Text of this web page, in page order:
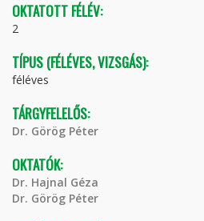
OKTATOTT FÉLÉV:
2
TÍPUS (FÉLÉVES, VIZSGÁS):
féléves
TÁRGYFELELŐS:
Dr. Görög Péter
OKTATÓK:
Dr. Hajnal Géza
Dr. Görög Péter